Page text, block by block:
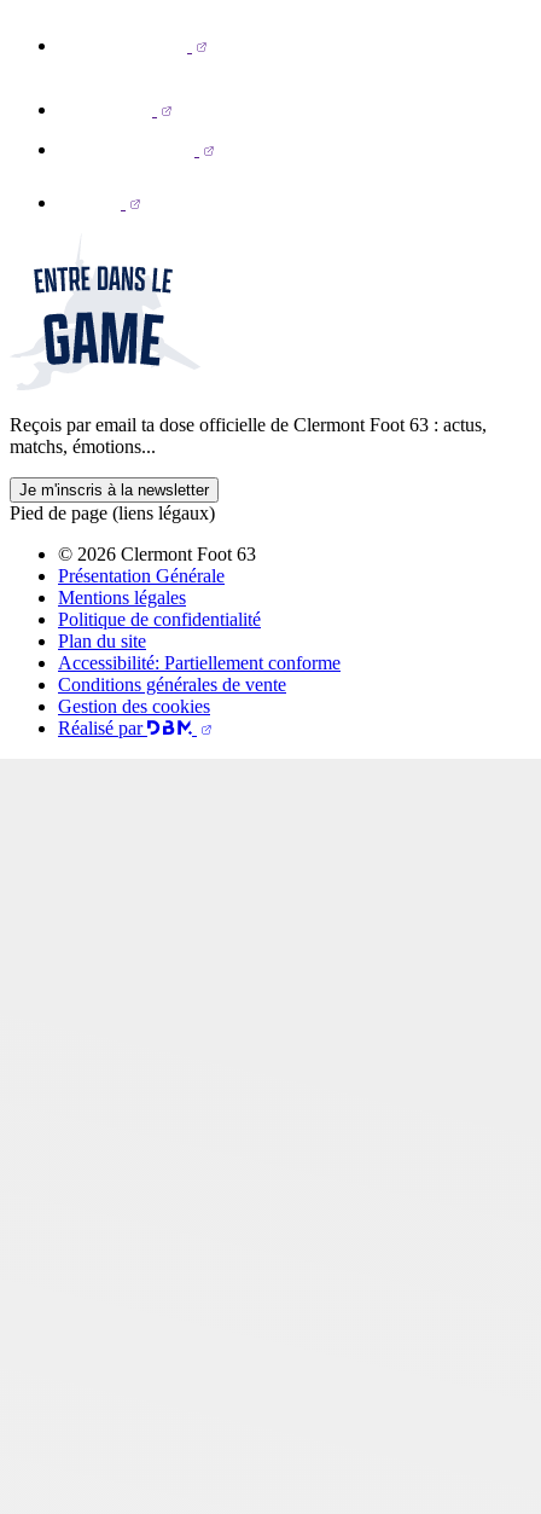
Reçois par email ta dose officielle de Clermont Foot 63 : actus,
matchs, émotions...
Je m'inscris à la newsletter
Pied de page (liens légaux)
© 2026 Clermont Foot 63
Présentation Générale
Mentions légales
Politique de confidentialité
Plan du site
Accessibilité: Partiellement conforme
Conditions générales de vente
Gestion des cookies
Réalisé par